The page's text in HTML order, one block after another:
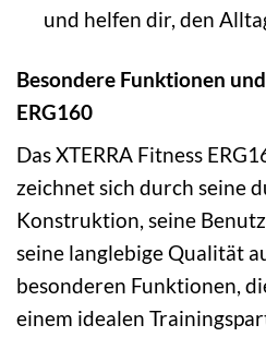
und helfen dir, den
Besondere Funktionen und
ERG160
Das XTERRA Fitness
zeichnet sich durch seine
Konstruktion, seine
seine langlebige Qualität
besonderen Funktionen,
einem idealen